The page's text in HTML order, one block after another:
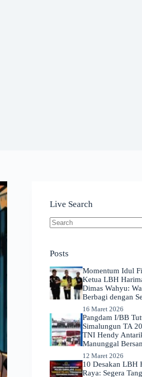
Live Search
Posts
Momentum Idul
Ketua LBH
Dimas Wahyu:
Berbagi dengan
16 Maret 2026
Pangdam I/BB
Simalungun TA
TNI Hendy
Manunggal
12 Maret 2026
​10 Desakan LBH
Raya: Segera